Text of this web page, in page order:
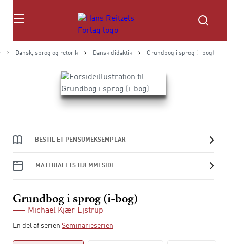
Søg
Dansk, sprog og retorik Dansk didaktik Grundbog i sprog (i-bog)
BESTIL ET PENSUMEKSEMPLAR
MATERIALETS HJEMMESIDE
Grundbog i sprog (i-bog)
Michael Kjær Ejstrup
En del af serien Seminarieserien